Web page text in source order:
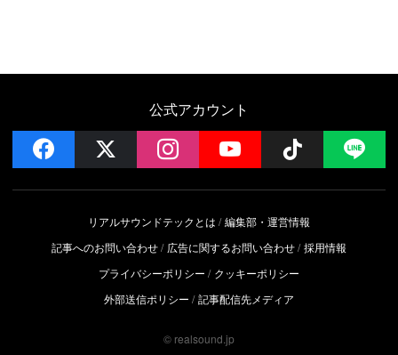
公式アカウント
facebook instagramYouTube Follow
リアルサウンドテックとは
編集部・運営情報
記事へのお問い合わせ
広告に関するお問い合わせ 採用情報
プライバシーポリシー
クッキーポリシー
外部送信ポリシー
記事配信先メディア
© realsound.jp